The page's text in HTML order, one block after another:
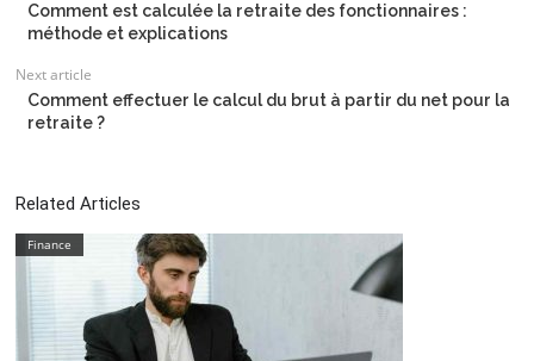
Comment est calculée la retraite des fonctionnaires :
méthode et explications
Next article
Comment effectuer le calcul du brut à partir du net pour la
retraite ?
Related Articles
Finance